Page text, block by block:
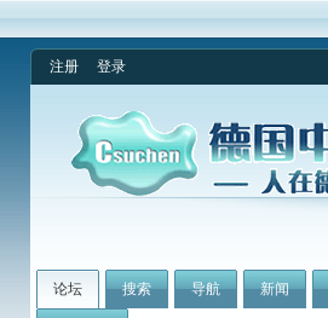
注册 登录
论坛 搜索 导航 新闻